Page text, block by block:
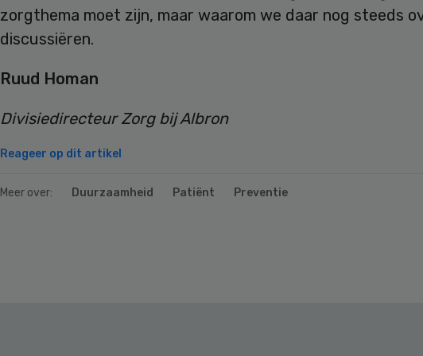
zorgthema moet zijn, maar waarom we daar nog steeds
discussiëren.
Ruud Homan
Divisiedirecteur Zorg bij Albron
Reageer op dit artikel
Meer over: Duurzaamheid Patiënt Preventie